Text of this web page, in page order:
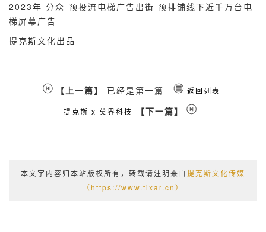
2023年 分众-预投流电梯广告出街 预排铺线下近千万台电
梯屏幕广告
提克斯文化出品
【上一篇】 已经是第一篇 返回列表
提克斯 x 莫界科技 【下一篇】
本文字内容归本站版权所有，转载请注明来自提克斯文化传媒
（https://www.tixar.cn）